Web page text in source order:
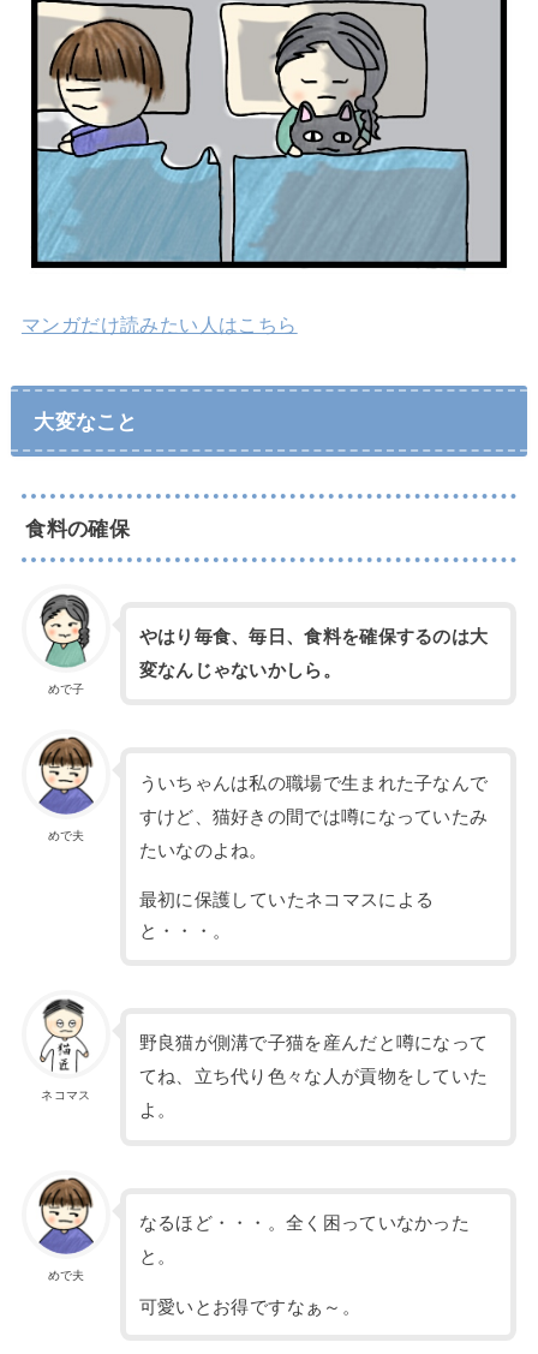
マンガだけ読みたい人はこちら
大変なこと
食料の確保
めで子
やはり毎食、毎日、食料を確保するのは大
変なんじゃないかしら。
めで夫
ういちゃんは私の職場で生まれた子なんで
すけど、猫好きの間では噂になっていたみ
たいなのよね。
最初に保護していたネコマスによる
と・・・。
ネコマス
野良猫が側溝で子猫を産んだと噂になって
てね、立ち代り色々な人が貢物をしていた
よ。
めで夫
なるほど・・・。全く困っていなかった
と。
可愛いとお得ですなぁ～。